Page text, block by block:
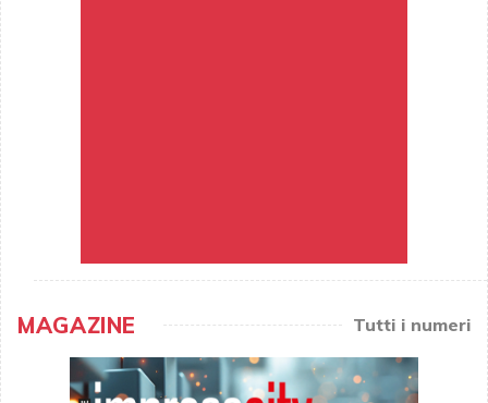
MAGAZINE Tutti i numeri